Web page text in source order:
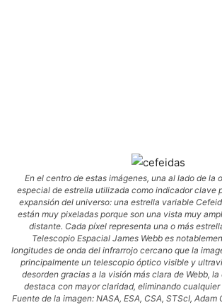
En el centro de estas imágenes, una al lado de la
especial de estrella utilizada como indicador clave
expansión del universo: una estrella variable
están muy pixeladas porque son una vista muy
distante. Cada píxel representa una o más
Telescopio Espacial James Webb es
longitudes de onda del infrarrojo cercano que la
principalmente un telescopio óptico visible y
desorden gracias a la visión más clara de Webb,
destaca con mayor claridad, eliminando
Fuente de la imagen: NASA, ESA, CSA, STScI, Adam